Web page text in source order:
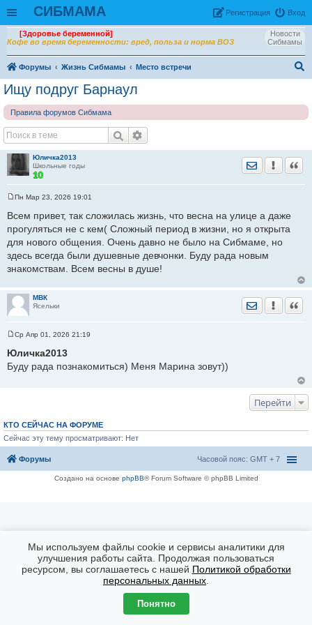
СИБМАМА Вход
Рeгиcтpaция
Новости
Сибмамы
[Здоровье беременной]
Кофе во время беременности: вред, польза и норма ВОЗ
Форумы Жизнь Сибмамы
Место встречи
Ищу подруг Барнаул
Правила форумов Сибмама
Юличка2013
Школьные годы
Отправить
о
б
е
н
и
е
Пн Мар 23, 2026 19:01
Всем привет, так сложилась жизнь, что весна на улице а даже
прогуляться не с кем( Сложный период в жизни, но я открыта
для нового общения. Очень давно не было на Сибмаме, но
здесь всегда были душевные девчонки. Буду рада новым
знакомствам. Всем весны в душе!
МВК
Ясельки
Отправить
о
о
б
щ
Ср Апр 01, 2026 21:19
Юличка2013
Буду рада познакомиться) Меня Марина зовут))
Перейти
КТО СЕЙЧАС НА ФОРУМЕ
Сейчас эту тему просматривают: Нет
Форумы Часовой пояс: GMT + 7
Создано на основе phpBB® Forum Software © phpBB Limited
Мы используем файлы cookie и сервисы аналитики для
улучшения работы сайта. Продолжая пользоваться
ресурсом, вы соглашаетесь с нашей Политикой обработки
персональных данных
Понятно